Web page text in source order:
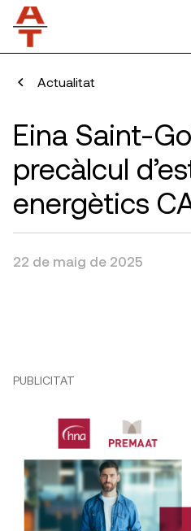
Actualitat
Eina Saint-
precàlcul
energètics
22 de maig de 2025
PUBLICITAT